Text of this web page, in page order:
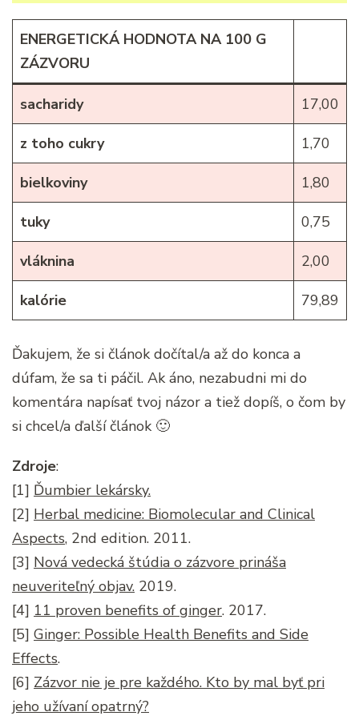
ENERGETICKÁ HODNOTA NA 100 G
ZÁZVORU
sacharidy 17,00
z toho cukry 1,70
bielkoviny 1,80
tuky 0,75
vláknina 2,00
kalórie 79,89
Ďakujem, že si článok dočítal/a až do konca a
dúfam, že sa ti páčil. Ak áno, nezabudni mi do
komentára napísať tvoj názor a tiež dopíš, o čom by
si chcel/a ďalší článok 🙂
Zdroje:
[1] Ďumbier lekársky.
[2] Herbal medicine: Biomolecular and Clinical
Aspects, 2nd edition. 2011.
[3] Nová vedecká štúdia o zázvore prináša
neuveriteľný objav. 2019.
[4] 11 proven benefits of ginger. 2017.
[5] Ginger: Possible Health Benefits and Side
Effects.
[6] Zázvor nie je pre každého. Kto by mal byť pri
jeho užívaní opatrný?